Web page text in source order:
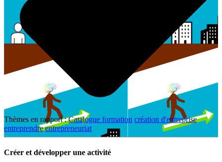
Thèmes en rapport :Catalogue formation création d'entreprise
entreprendre entrepreneuriat
Créer et développer une activité